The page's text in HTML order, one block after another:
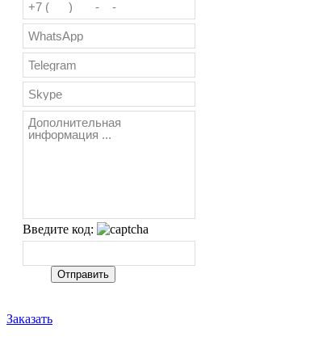
Введите код:
Заказать